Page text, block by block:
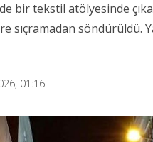
bir tekstil atölyesinde
sıçramadan söndürüldü.
01:16